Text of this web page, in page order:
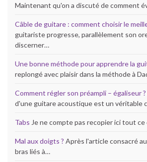
Maintenant qu'on a discuté de comment
Câble de guitare : comment choisir le
guitariste progresse, parallèlement son
discerner…
Une bonne méthode pour apprendre la
replongé avec plaisir dans la méthode à
Comment régler son préampli – égaliseur ?
d'une guitare acoustique est un véritable
Tabs Je ne compte pas recopier ici tout
Mal aux doigts ? Après l'article consacré
bras liés à…